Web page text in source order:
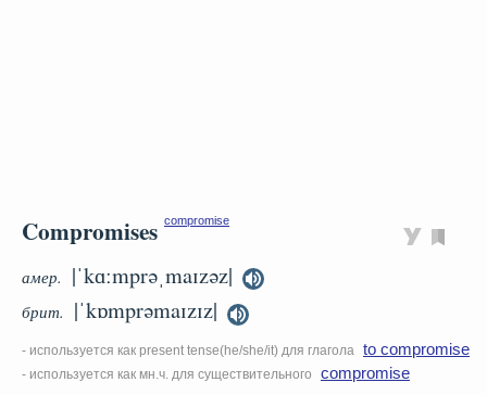
Compromises compromise
амер. |ˈkɑːmprəˌmaɪzəz|
брит. |ˈkɒmprəmaɪzɪz|
- используется как present tense(he/she/it) для глагола to compromise
- используется как мн.ч. для существительного compromise